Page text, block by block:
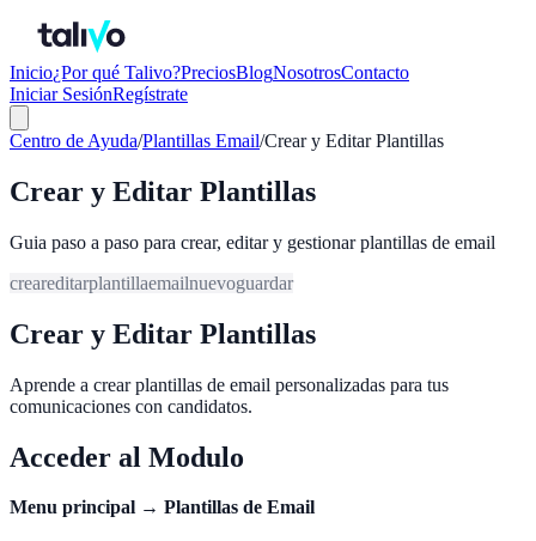
Inicio¿Por qué Talivo?PreciosBlogNosotrosContacto
Iniciar SesiónRegístrate
Centro de Ayuda/Plantillas Email/Crear y Editar Plantillas
Crear y Editar Plantillas
Guia paso a paso para crear, editar y gestionar plantillas de email
creareditarplantillaemailnuevoguardar
Crear y Editar Plantillas
Aprende a crear plantillas de email personalizadas para tus
comunicaciones con candidatos.
Acceder al Modulo
Menu principal → Plantillas de Email